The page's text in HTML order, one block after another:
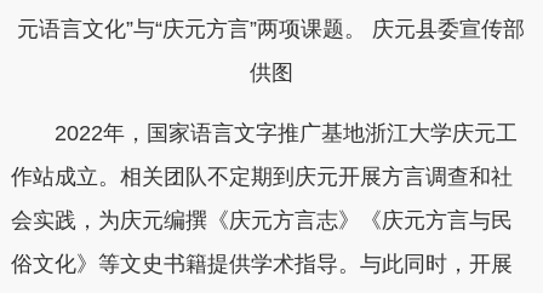
元语言文化”与“庆元方言”两项课题。 庆元县委宣传部
供图
2022年，国家语言文字推广基地浙江大学庆元工
作站成立。相关团队不定期到庆元开展方言调查和社
会实践，为庆元编撰《庆元方言志》《庆元方言与民
俗文化》等文史书籍提供学术指导。与此同时，开展